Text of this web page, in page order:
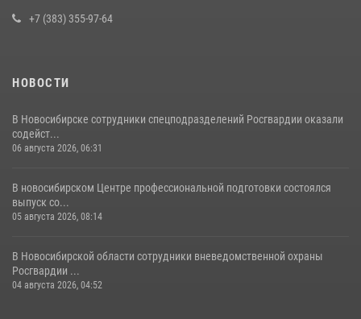
29 июля 2026, 05:19
+7 (383) 355-97-64
НОВОСТИ
В Новосибирске сотрудники спецподразделений Росгвардии оказали
содейст...
06 августа 2026, 06:31
В новосибирском Центре профессиональной подготовки состоялся
выпуск со...
05 августа 2026, 08:14
В Новосибирской области сотрудники вневедомственной охраны
Росгвардии ...
04 августа 2026, 04:52